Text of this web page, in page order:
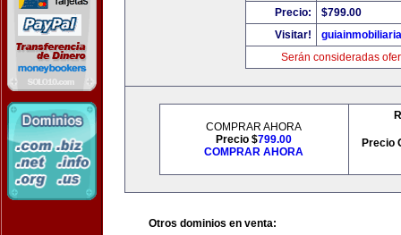
Precio:
$799.00
Visitar!
Serán consideradas
COMPRAR AHORA
Precio $799.00
COMPRAR AHORA
Precio
Otros dominios en venta: